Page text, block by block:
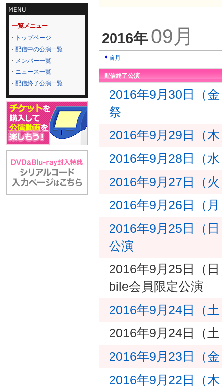
一覧メニュー
トップページ
配信中の公演一覧
メンバー一覧
ニュース一覧
配信終了公演一覧
2016年 09月
前月
配信終了公演
2016年9月30日（
祭
2016年9月29日（
2016年9月28日（
2016年9月27日（
2016年9月26日（
2016年9月25日（
公演
2016年9月25日（
bile会員限定公演
2016年9月24日（
2016年9月24日（
2016年9月23日（
2016年9月22日（